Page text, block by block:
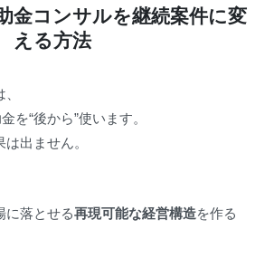
金コンサルを継続案件に変
える方法
を“後から”使います。
出ません。
に落とせる再現可能な経営構造を作る